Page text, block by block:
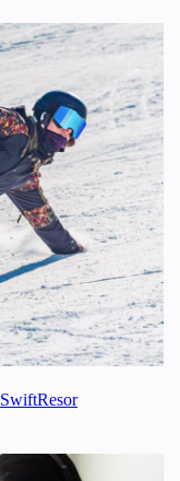
SwiftResor